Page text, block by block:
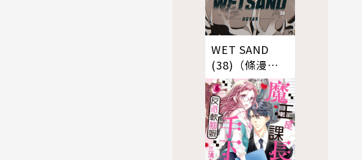
WET SAND
(38)（條漫
版）